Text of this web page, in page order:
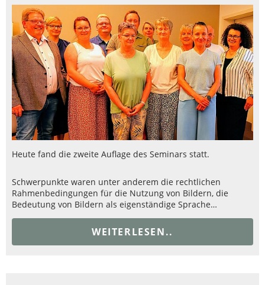
Heute fand die zweite Auflage des Seminars statt.
Schwerpunkte waren unter anderem die rechtlichen
Rahmenbedingungen für die Nutzung von Bildern, die
Bedeutung von Bildern als eigenständige Sprache…
WEITERLESEN..